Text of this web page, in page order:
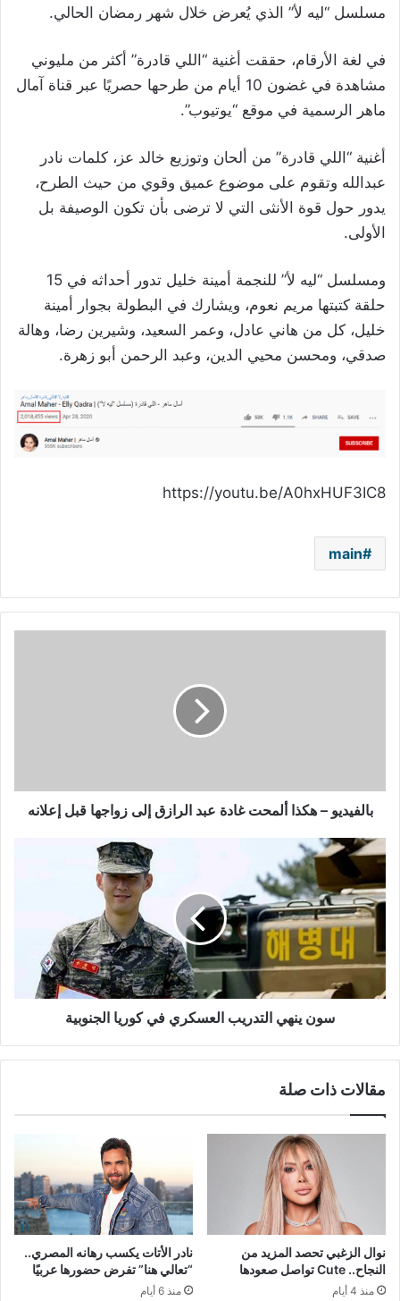
مسلسل “ليه لأ” الذي يُعرض خلال شهر رمضان الحالي.
في لغة الأرقام، حققت أغنية “اللي قادرة” أكثر من مليوني
مشاهدة في غضون 10 أيام من طرحها حصريًا عبر قناة آمال
ماهر الرسمية في موقع “يوتيوب”.
أغنية “اللي قادرة” من ألحان وتوزيع خالد عز، كلمات نادر
عبدالله وتقوم على موضوع عميق وقوي من حيث الطرح،
يدور حول قوة الأنثى التي لا ترضى بأن تكون الوصيفة بل
الأولى.
ومسلسل “ليه لأ” للنجمة أمينة خليل تدور أحداثه في 15
حلقة كتبتها مريم نعوم، ويشارك في البطولة بجوار أمينة
خليل، كل من هاني عادل، وعمر السعيد، وشيرين رضا، وهالة
صدقي، ومحسن محيي الدين، وعبد الرحمن أبو زهرة.
https://youtu.be/A0hxHUF3IC8
main
زواجها
قبلبالفيديو – هكذا ألمحت غادة عبد الرازق إلى زواجها قبل إعلانه
سون
ينهي
التدريب
العسكري
في
الجنوبية
سون ينهي التدريب العسكري في كوريا الجنوبية
مقالات ذات صلة
نوال الزغبي تحصد المزيد من
النجاح.. Cute تواصل صعودها
منذ 4 أيام
نادر الأتات يكسب رهانه المصري..
“تعالي هنا” تفرض حضورها عربيًا
منذ 6 أيام